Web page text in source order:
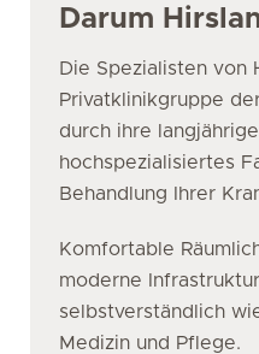
Darum
Die Spezialisten von
Privatklinikgruppe
durch ihre
hochspezialisiertes
Behandlung Ihrer
Komfortable
moderne
selbstverständlich
Medizin und Pflege.